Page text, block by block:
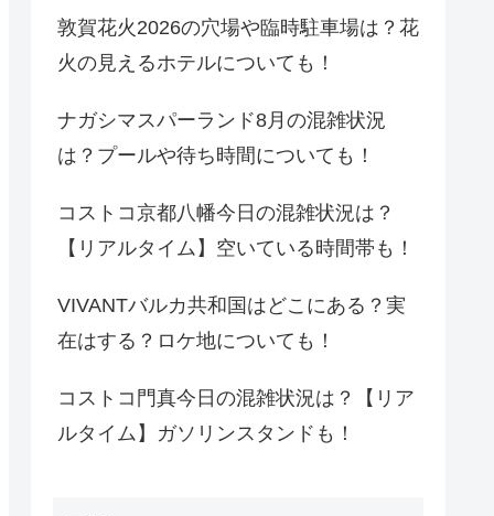
敦賀花火2026の穴場や臨時駐車場は？花
火の見えるホテルについても！
ナガシマスパーランド8月の混雑状況
は？プールや待ち時間についても！
コストコ京都八幡今日の混雑状況は？
【リアルタイム】空いている時間帯も！
VIVANTバルカ共和国はどこにある？実
在はする？ロケ地についても！
コストコ門真今日の混雑状況は？【リア
ルタイム】ガソリンスタンドも！